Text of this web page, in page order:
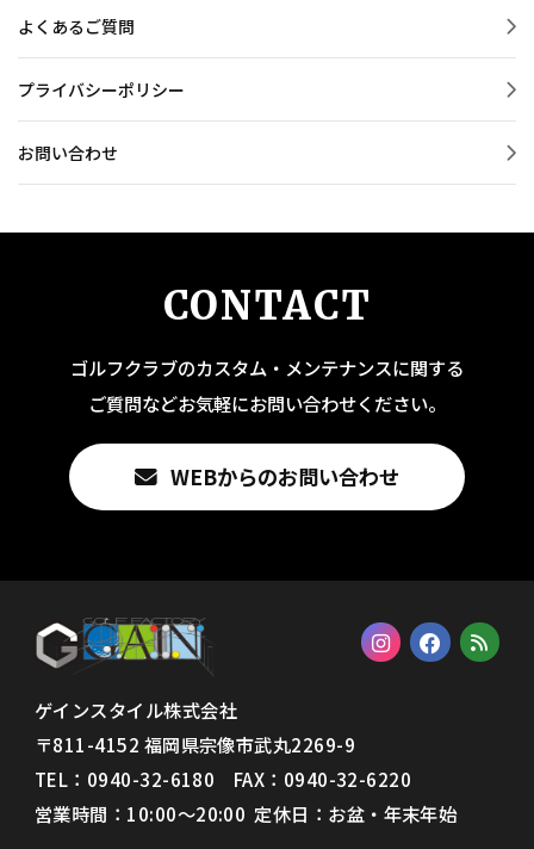
よくあるご質問
プライバシーポリシー
お問い合わせ
CONTACT
ゴルフクラブのカスタム・メンテナンスに関する
ご質問などお気軽にお問い合わせください。
WEBからのお問い合わせ
ゲインスタイル株式会社
〒811-4152 福岡県宗像市武丸2269-9
TEL：0940-32-6180 FAX： 0940-32-6220
営業時間：10:00〜20:00 定休日：お盆・年末年始